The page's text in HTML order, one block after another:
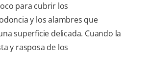
para cubrir los
y los alambres que
superficie delicada. Cuando la
y rasposa de los